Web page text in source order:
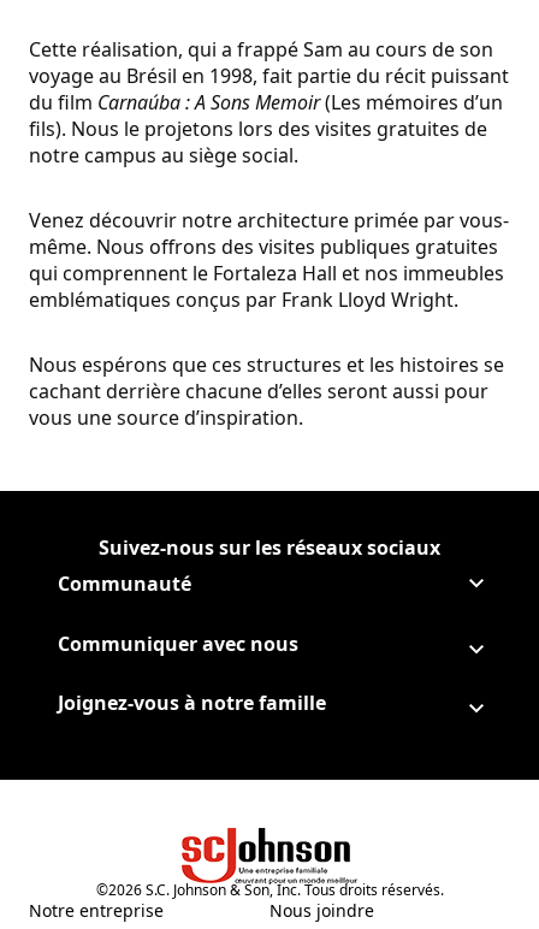
Cette réalisation, qui a frappé Sam au cours de son
voyage au Brésil en 1998, fait partie du récit puissant
du film Carnaúba : A Sons Memoir(Les mémoires d’un
fils). Nous le projetons lors des visites gratuites de
notre campus au siège social.
Venez découvrir notre architecture primée par vous-
même. Nous offrons des visites publiques gratuites
qui comprennent le Fortaleza Hall et nos immeubles
emblématiques conçus par Frank Lloyd Wright.
Nous espérons que ces structures et les histoires se
cachant derrière chacune d’elles seront aussi pour
vous une source d’inspiration.
Suivez-nous sur les réseaux sociaux
Suivre Corporate sur
(Opens in a new tab)
Suivre Corporate sur
(Opens in a new tab)
Suivre Corporate sur
(Opens in a new tab)
Suivre Corporate sur
(Opens in a new tab)
Communauté
Communiquer avec nous
Joignez-vous à notre famille
©2026S.C. Johnson & Son, Inc. Tous droits réservés.
Notre entreprise Nous joindre
(Opens in a new tab)